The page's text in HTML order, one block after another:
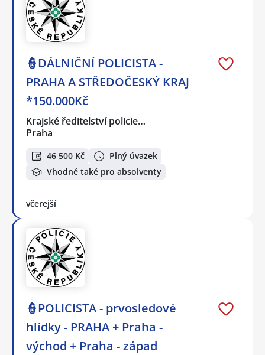
👮DÁLNIČNÍ POLICISTA -
PRAHA A STŘEDOČESKÝ KRAJ
*150.000Kč
Krajské ředitelství policie…
Praha
46 500 Kč
Plný úvazek
Vhodné také pro absolventy
včerejší
👮POLICISTA - prvosledové
hlídky - PRAHA + Praha -
východ + Praha - západ